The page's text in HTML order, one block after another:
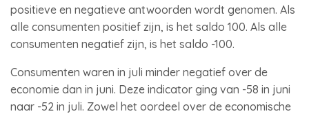
positieve en negatieve antwoorden wordt genomen. Als
alle consumenten positief zijn, is het saldo 100. Als alle
consumenten negatief zijn, is het saldo -100.
Consumenten waren in juli minder negatief over de
economie dan in juni. Deze indicator ging van -58 in juni
naar -52 in juli. Zowel het oordeel over de economische